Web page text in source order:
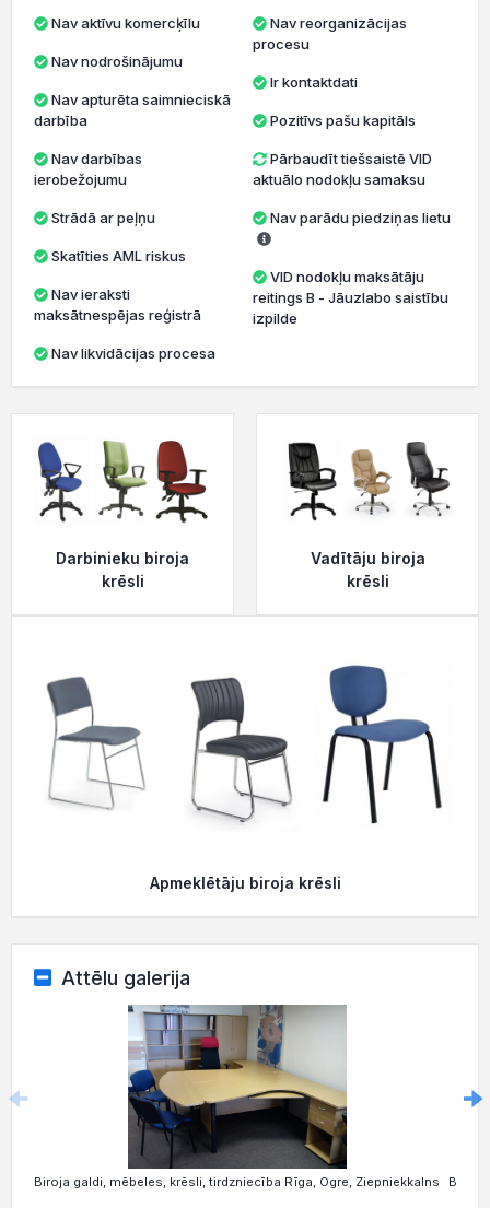
Nav aktīvu komercķīlu
Nav nodrošinājumu
darbība
ierobežojumu
Strādā ar peļņu
Skatīties AML riskus
maksātnespējas reģistrā
Nav likvidācijas procesa
Nav reorganizācijas
procesu
Ir kontaktdati
Pozitīvs pašu kapitāls
Pārbaudīt tiešsaistē VID
aktuālo nodokļu samaksu
Nav parādu piedziņas lietu
VID nodokļu maksātāju
reitings B - Jāuzlabo saistību
izpilde
Darbinieku biroja
krēsli
Vadītāju biroja
krēsli
Apmeklētāju biroja krēsli
Attēlu galerija
Biroja galdi, mēbeles, krēsli, tirdzniecība Rīga, Ogre, Ziepniekkalns Biroja